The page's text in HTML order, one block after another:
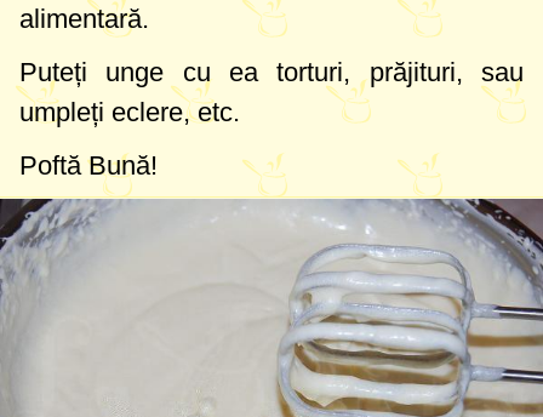
alimentară.
Puteți unge cu ea torturi, prăjituri, sau
umpleți eclere, etc.
Poftă Bună!